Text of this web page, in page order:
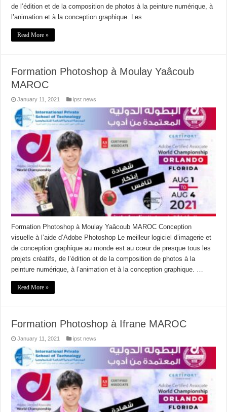
de l’édition et de la composition de photos à la peinture numérique, à
l’animation et à la conception graphique. Les …
Read More »
Formation Photoshop à Moulay Yaâcoub
MAROC
January 11, 2021 ipst news
Formation Photoshop à Moulay Yaâcoub MAROC Conception
visuelle à l’aide d’Adobe Photoshop Le meilleur logiciel d’imagerie et
de conception graphique au monde est au cœur de presque tous les
projets créatifs, de l’édition et de la composition de photos à la
peinture numérique, à l’animation et à la conception graphique. …
Read More »
Formation Photoshop à Ifrane MAROC
January 11, 2021 ipst news